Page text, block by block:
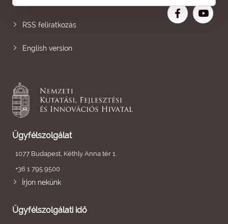
RSS feliratkozás
English version
Ügyfélszolgálat
1077 Budapest, Kéthly Anna tér 1.
+36 1 795 9500
Írjon nekünk
Ügyfélszolgálati idő